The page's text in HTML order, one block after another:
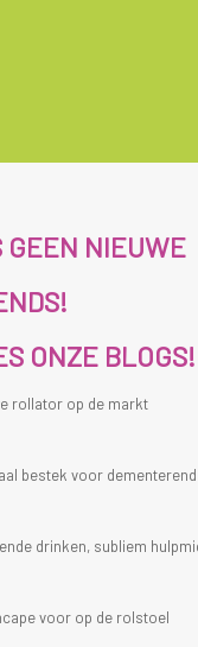
GEEN NIEUWE
ONZE BLOGS!
rollator op de markt
bestek voor
drinken, subliem
voor op de rolstoel